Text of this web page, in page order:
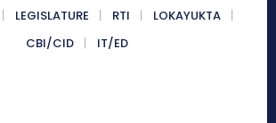
LEGISLATURE RTI
LOKAYUKTA
CBI/CID
IT/ED